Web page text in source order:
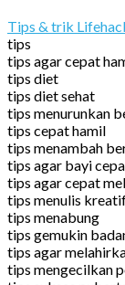
Tips & trik
tips
tips agar cepat
tips diet
tips diet sehat
tips menurunkan
tips cepat hamil
tips menambah
tips agar bayi
tips agar cepat
tips menulis
tips menabung
tips gemukin
tips agar
tips mengecilkan